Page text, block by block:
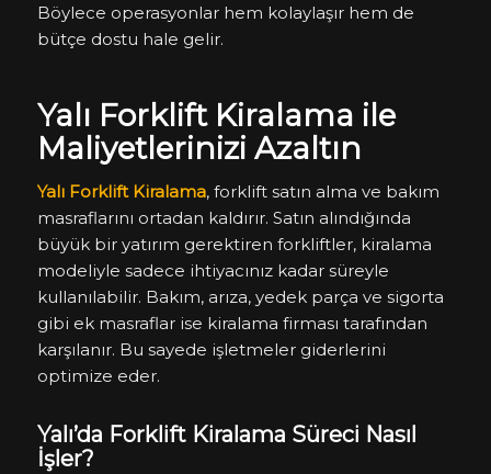
Böylece operasyonlar hem kolaylaşır hem de
bütçe dostu hale gelir.
Yalı Forklift Kiralama ile
Maliyetlerinizi Azaltın
Yalı Forklift Kiralama, forklift satın alma ve bakım
masraflarını ortadan kaldırır. Satın alındığında
büyük bir yatırım gerektiren forkliftler, kiralama
modeliyle sadece ihtiyacınız kadar süreyle
kullanılabilir. Bakım, arıza, yedek parça ve sigorta
gibi ek masraflar ise kiralama firması tarafından
karşılanır. Bu sayede işletmeler giderlerini
optimize eder.
Yalı’da Forklift Kiralama Süreci Nasıl
İşler?